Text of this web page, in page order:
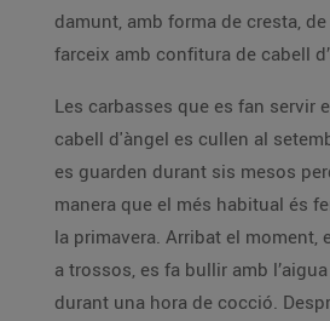
damunt, amb forma de cresta,
farceix amb confitura de cabell
Les carbasses que es fan servir
cabell d'àngel es cullen al
es guarden durant sis mesos
manera que el més habitual és
la primavera. Arribat el moment,
a trossos, es fa bullir amb
durant una hora de cocció.